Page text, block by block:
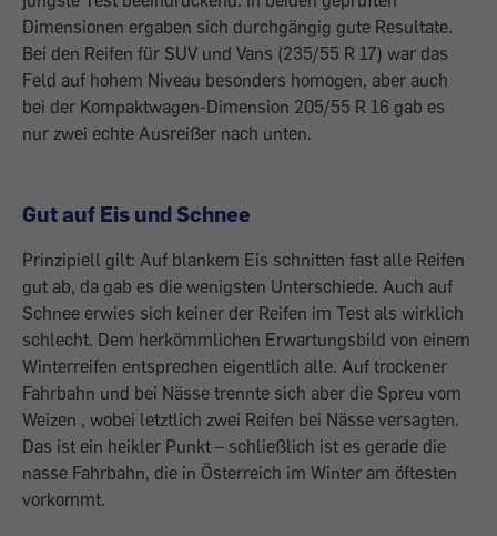
Dimensionen ergaben sich durchgängig gute Resultate.
Bei den Reifen für SUV und Vans (235/55 R 17) war das
Feld auf hohem Niveau besonders homogen, aber auch
bei der Kompaktwagen-Dimension 205/55 R 16 gab es
nur zwei echte Ausreißer nach unten.
Gut auf Eis und Schnee
Prinzipiell gilt: Auf blankem Eis schnitten fast alle Reifen
gut ab, da gab es die wenigsten Unterschiede. Auch auf
Schnee erwies sich keiner der Reifen im Test als wirklich
schlecht. Dem herkömmlichen Erwartungsbild von einem
Winterreifen entsprechen eigentlich alle. Auf trockener
Fahrbahn und bei Nässe trennte sich aber die Spreu vom
Weizen , wobei letztlich zwei Reifen bei Nässe versagten.
Das ist ein heikler Punkt – schließlich ist es gerade die
nasse Fahrbahn, die in Österreich im Winter am öftesten
vorkommt.